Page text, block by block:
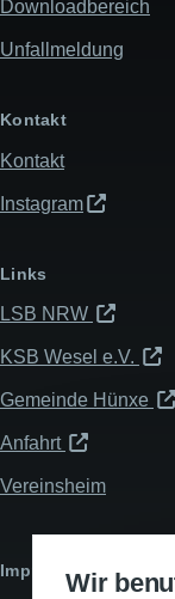
Wir
Downloadbereich
Unfallmeldung
Kontakt
Kontakt
Instagram
Links
LSB NRW
KSB Wesel e.V.
Gemeinde Hünxe
Anfahrt
Vereinsheim
Impressum &